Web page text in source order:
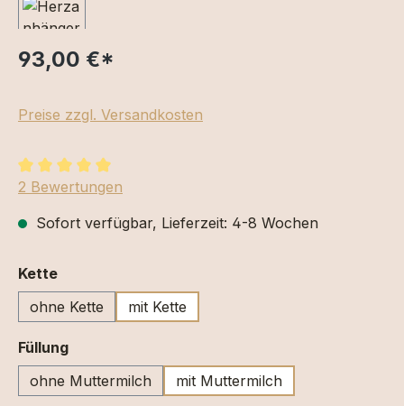
93,00 €*
Preise zzgl. Versandkosten
Durchschnittliche Bewertung von 5 von 5 Sternen
2 Bewertungen
Sofort verfügbar, Lieferzeit: 4-8 Wochen
Ketteauswählen
ohne Kette
mit Kette
Füllungauswählen
ohne Muttermilch
mit Muttermilch